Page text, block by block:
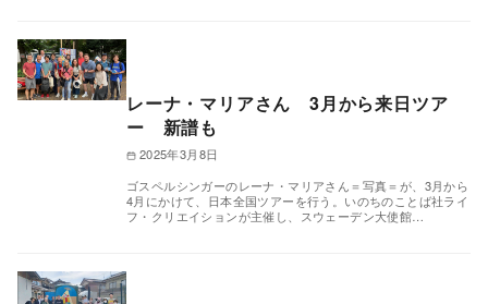
レーナ・マリアさん 3月から来日ツア
ー 新譜も
2025年3月8日
ゴスペルシンガーのレーナ・マリアさん＝写真＝が、3月から
4月にかけて、日本全国ツアーを行う。いのちのことば社ライ
フ・クリエイションが主催し、スウェーデン大使館…